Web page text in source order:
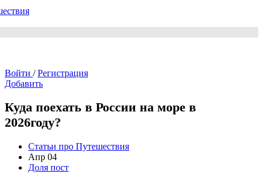
Войти / Регистрация
Добавить
Куда поехать в России на море в
2026году?
Статьи про Путешествия
Апр 04
Доля пост